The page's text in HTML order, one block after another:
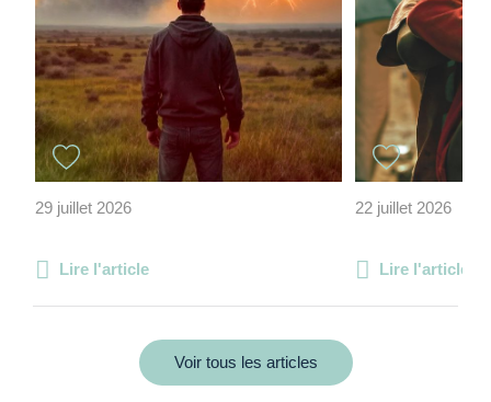
29 juillet 2026
Lire l'article
22 juillet 2026
Lire l'article
Voir tous les articles